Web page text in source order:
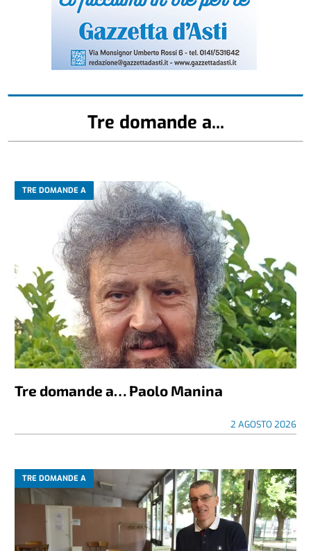
Tre domande a...
TRE DOMANDE A
Tre domande a… Paolo Manina
2 AGOSTO 2026
TRE DOMANDE A